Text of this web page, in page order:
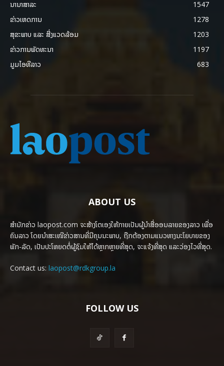
ນານາສາລະ
1547
ຂ່າວເຫດການ
1278
ສຸຂະພາບ ແລະ ສີ່ງແວດລ້ອມ
1203
ຂ່າວການພັດທະນາ
1197
ມູມໄອທີລາວ
683
ABOUT US
ສຳນັກຂ່າວ laopost.com ຈະສ້າງໂຕເອງໃຫ້ກາຍເປັນຜູ້ນຳສື່ອອນລາຍຂອງລາວ ເພື່ອ
ຄົນລາວ ໂດຍນຳສະເໜີຂ່າວສານທີ່ມີຄຸນນະພາບ, ຖືກຕ້ອງຕາມແນວທາງນະໂຍບາຍຂອງ
ພັກ-ລັດ, ເປັນປະໂຫຍດຕໍ່ຜູ້ຊົມໃຫ້ໄດ້ຫຼາກຫຼາຍທີ່ສຸດ, ຈະແຈ້ງທີ່ສຸດ ແລະວ່ອງໄວທີ່ສຸດ.
Contact us: laopost@rdkgroup.la
FOLLOW US